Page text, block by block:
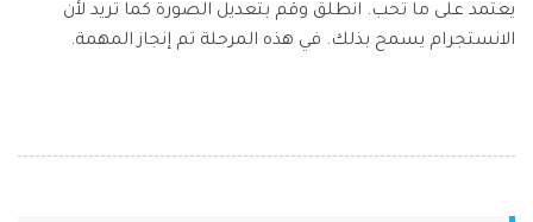
يعتمد على ما تحب. انطلق وقم بتعديل الصورة كما تريد لأن
الانستجرام يسمح بذلك. في هذه المرحلة تم إنجاز المهمة.